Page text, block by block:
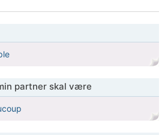
partner skal være